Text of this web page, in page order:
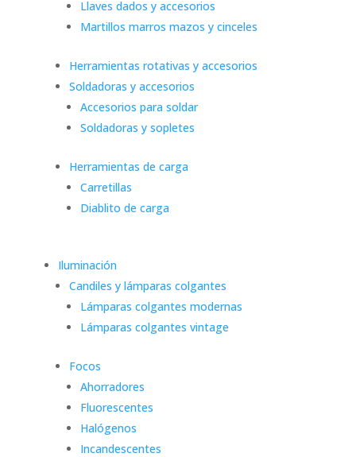
Llaves dados y accesorios
Martillos marros mazos y cinceles
Herramientas rotativas y accesorios
Soldadoras y accesorios
Accesorios para soldar
Soldadoras y sopletes
Herramientas de carga
Carretillas
Diablito de carga
Iluminación
Candiles y lámparas colgantes
Lámparas colgantes modernas
Lámparas colgantes vintage
Focos
Ahorradores
Fluorescentes
Halógenos
Incandescentes